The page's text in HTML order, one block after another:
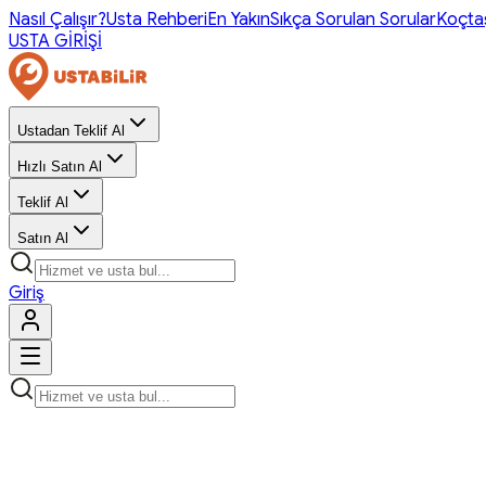
Nasıl Çalışır?Usta RehberiEn YakınSıkça Sorulan Sorular
USTA GİRİŞİ
Ustadan Teklif Al
Hızlı Satın Al
Teklif Al
Satın Al
Giriş